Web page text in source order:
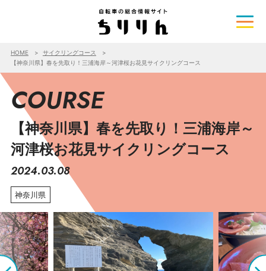
HOME
サイクリングコース
【神奈川県】春を先取り！三浦海岸～河津桜お花見サイクリングコース
COURSE
【神奈川県】春を先取り！三浦海岸～
河津桜お花見サイクリングコース
2024.03.08
神奈川県